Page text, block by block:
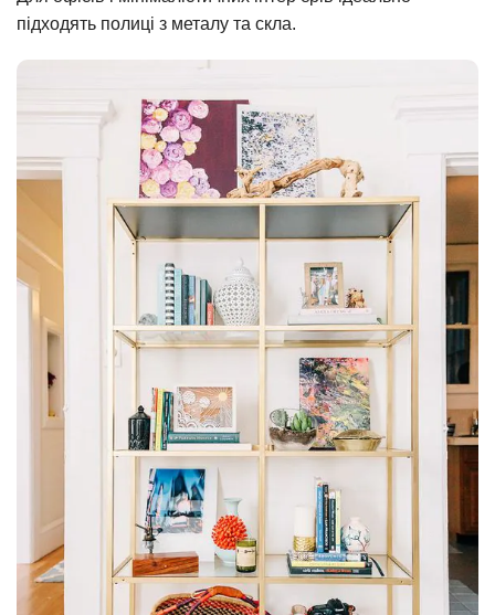
підходять полиці з металу та скла.